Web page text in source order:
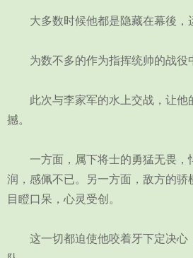
大多数时候他都是隐藏在幕後，
为数不多的作为指挥统帅的战役
此次与李家军的水上交战，让他
撼。
一方面，属下将士的勇猛无畏，
润，感佩不已。另一方面，敌方的骄
目瞪口呆，心灵受创。
这一切都迫使他咬着牙下定决心